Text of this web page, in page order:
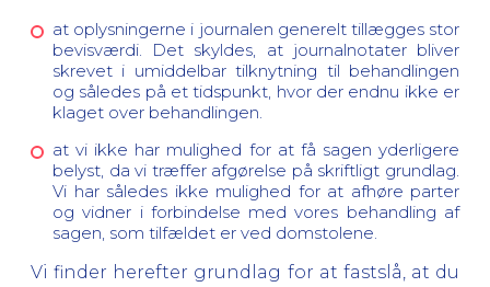
at oplysningerne i journalen generelt tillægges stor
bevisværdi. Det skyldes, at journalnotater bliver
skrevet i umiddelbar tilknytning til behandlingen
og således på et tidspunkt, hvor der endnu ikke er
klaget over behandlingen.
at vi ikke har mulighed for at få sagen yderligere
belyst, da vi træffer afgørelse på skriftligt grundlag.
Vi har således ikke mulighed for at afhøre parter
og vidner i forbindelse med vores behandling af
sagen, som tilfældet er ved domstolene.
Vi finder herefter grundlag for at fastslå, at du